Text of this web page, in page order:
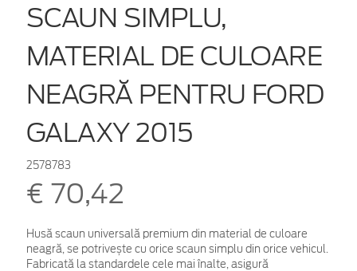
SCAUN SIMPLU,
MATERIAL DE CULOARE
NEAGRĂ PENTRU FORD
GALAXY 2015
2578783
€ 70,42
Husă scaun universală premium din material de culoare
neagră, se potrivește cu orice scaun simplu din orice vehicul.
Fabricată la standardele cele mai înalte, asigură